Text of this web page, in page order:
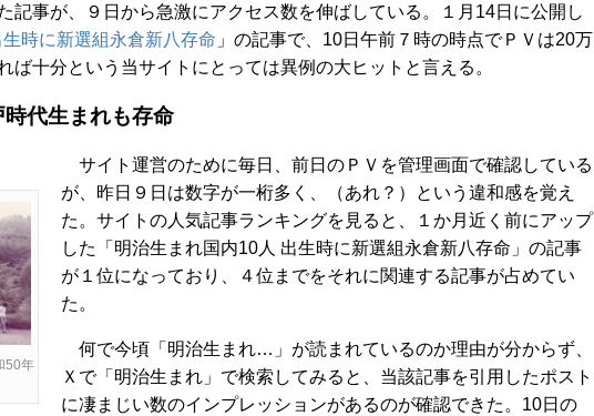
事が、９日から急激にアクセス数を伸ばしている。１月14日に公開し
時に新選組永倉新八存命 」の記事で、10日午前７時の時点でＰＶは20万
ば十分という当サイトにとっては異例の大ヒットと言える。
時代生まれも存命
50年
サイト運営のために毎日、前日のＰＶを管理画面で確認している
が、昨日９日は数字が一桁多く、（あれ？）という違和感を覚え
た。サイトの人気記事ランキングを見ると、１か月近く前にアップ
した「明治生まれ国内10人 出生時に新選組永倉新八存命」の記事
が１位になっており、４位までをそれに関連する記事が占めてい
た。
何で今頃「明治生まれ…」が読まれているのか理由が分からず、
Ｘで「明治生まれ」で検索してみると、当該記事を引用したポスト
に凄まじい数のインプレッションがあるのが確認できた。10日の